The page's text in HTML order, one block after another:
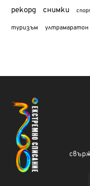
рекорд снимки
туризъм ултрамаратон